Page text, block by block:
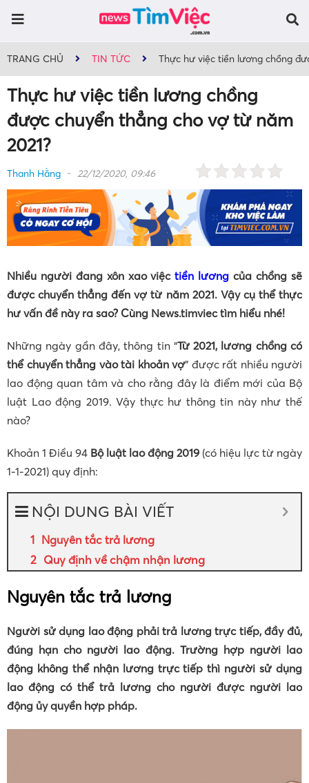
TRANG CHỦ TIN TỨC Thực hư việc tiền lương chồng
Thực hư việc tiền lương chồng
được chuyển thẳng cho vợ từ năm
2021?
Thanh Hằng 22/12/2020, 09:46
Nhiều người đang xôn xao việctiền lương của chồng sẽ
được chuyển thẳng đến vợ từ năm 2021. Vậy cụ thể thực
hư vấn đề này ra sao? Cùng News.timviec tìm hiểu nhé!
Những ngày gần đây, thông tin “Từ 2021, lương chồng có
thể chuyển thẳng vào tài khoản vợ” được rất nhiều người
lao động quan tâm và cho rằng đây là điểm mới của Bộ
luật Lao động 2019. Vậy thực hư thông tin này như thế
nào?
Khoản 1 Điều 94 Bộ luật lao động 2019 (có hiệu lực từ ngày
1-1-2021) quy định:
NỘI DUNG BÀI VIẾT
Nguyên tắc trả lương
Quy định về chậm nhận lương
Nguyên tắc trả lương
Người sử dụng lao động phải trả lương trực tiếp, đầy đủ,
đúng hạn cho người lao động. Trường hợp người lao
động không thể nhận lương trực tiếp thì người sử dụng
lao động có thể trả lương cho người được người lao
động ủy quyền hợp pháp.